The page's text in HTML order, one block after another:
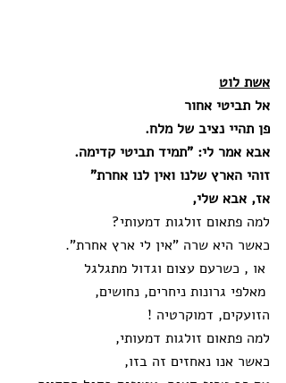
אשת לוט
אל תביטי אחור
פן תהיי נציב של מלח.
אבא אמר לי: "תמיד תביטי קדימה.
זוהי הארץ שלנו ואין לנו אחרת"
אז, אבא שלי,
למה פתאום זולגות דמעותי?
כאשר היא שרה "אין לי ארץ אחרת".
הזועקים, דמוקרטיה !
למה פתאום זולגות דמעותי,
כאשר אנו נאחזים זה בזו,